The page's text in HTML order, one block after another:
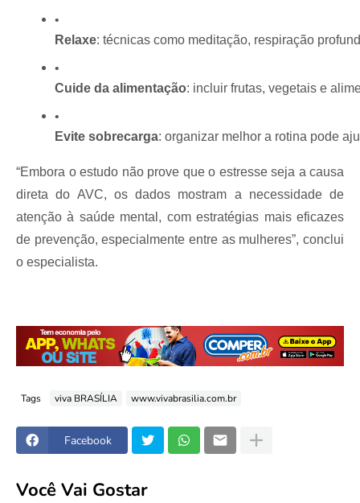
Relaxe: técnicas como meditação, respiração
Cuide da alimentação: incluir frutas, vegetais e
Evite sobrecarga: organizar melhor a rotina pode
“Embora o estudo não prove que o estresse seja a causa
direta do AVC, os dados mostram a necessidade de
atenção à saúde mental, com estratégias mais eficazes
de prevenção, especialmente entre as mulheres”, conclui
o especialista.
Tags viva BRASÍLIA www.vivabrasilia.com.br
Facebook
Você Vai Gostar